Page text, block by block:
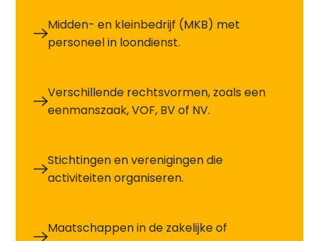
Midden- en kleinbedrijf (MKB) met
personeel in loondienst.
Verschillende rechtsvormen, zoals een
eenmanszaak, VOF, BV of NV.
Stichtingen en verenigingen die
activiteiten organiseren.
Maatschappen in de zakelijke of